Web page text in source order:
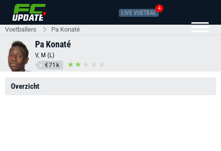
LIVE VOETBAL
4
Voetballers Pa Konaté
Pa Konaté
V, M (L)
€71k
Overzicht